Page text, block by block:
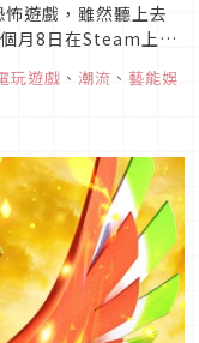
遊戲，雖然聽上去
月8日在Steam上架
某個東西」的襲擊。
玩遊戲 、 潮流 、 藝能娛